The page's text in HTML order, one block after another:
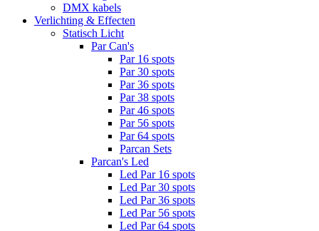
DMX kabels
Verlichting & Effecten
Statisch Licht
Par Can's
Par 16 spots
Par 30 spots
Par 36 spots
Par 38 spots
Par 46 spots
Par 56 spots
Par 64 spots
Parcan Sets
Parcan's Led
Led Par 16 spots
Led Par 30 spots
Led Par 36 spots
Led Par 56 spots
Led Par 64 spots